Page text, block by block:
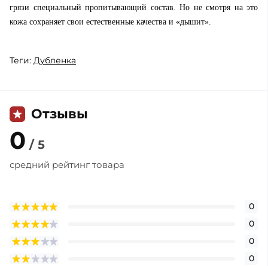
грязи специальный пропитывающий состав. Но не смотря на это
кожа сохраняет свои естественные качества и «дышит».
Теги: Дубленка
Отзывы
0 / 5
средний рейтинг товара
0
0
0
0